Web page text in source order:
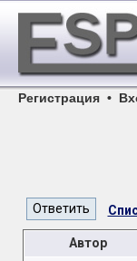
Регистрация •
Автор